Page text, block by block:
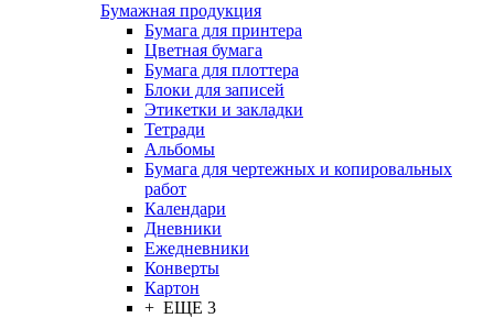
Бумажная продукция
Бумага для принтера
Цветная бумага
Бумага для плоттера
Блоки для записей
Этикетки и закладки
Тетради
Альбомы
Бумага для чертежных и копировальных
работ
Календари
Дневники
Ежедневники
Конверты
Картон
+ ЕЩЕ 3